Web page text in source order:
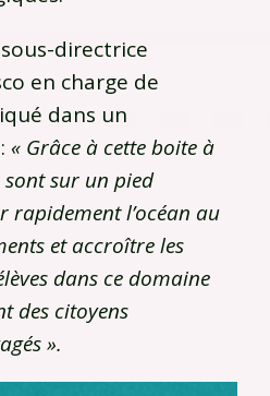
directrice
en charge de
dans un
« Grâce à cette boite à
sont sur un pied
rapidement l’océan au
et accroître les
dans ce domaine
des citoyens
».